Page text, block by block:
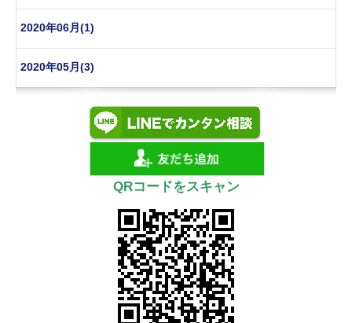
2020年06月(1)
2020年05月(3)
QRコードをスキャン